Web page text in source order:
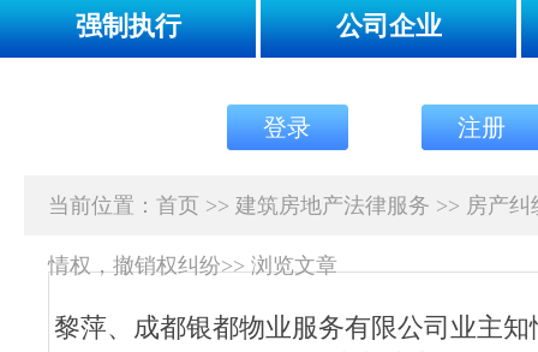
强制执行 公司企业
登录 注册
当前位置： 首页 >> 建筑房地产法律服务 >> 房产纠
情权，撤销权纠纷>>浏览文章
黎萍、成都银都物业服务有限公司业主